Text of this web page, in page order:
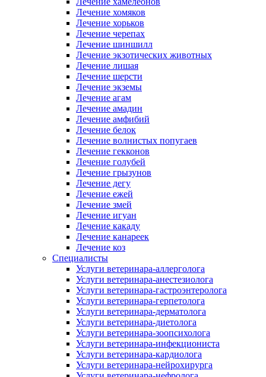
Лечение хомяков
Лечение хорьков
Лечение черепах
Лечение шиншилл
Лечение экзотических животных
Лечение лишая
Лечение шерсти
Лечение экземы
Лечение агам
Лечение амадин
Лечение амфибий
Лечение белок
Лечение волнистых попугаев
Лечение гекконов
Лечение голубей
Лечение грызунов
Лечение дегу
Лечение ежей
Лечение змей
Лечение игуан
Лечение какаду
Лечение канареек
Лечение коз
Специалисты
Услуги ветеринара-аллерголога
Услуги ветеринара-анестезиолога
Услуги ветеринара-гастроэнтеролога
Услуги ветеринара-герпетолога
Услуги ветеринара-дерматолога
Услуги ветеринара-диетолога
Услуги ветеринара-зоопсихолога
Услуги ветеринара-инфекциониста
Услуги ветеринара-кардиолога
Услуги ветеринара-нейрохирурга